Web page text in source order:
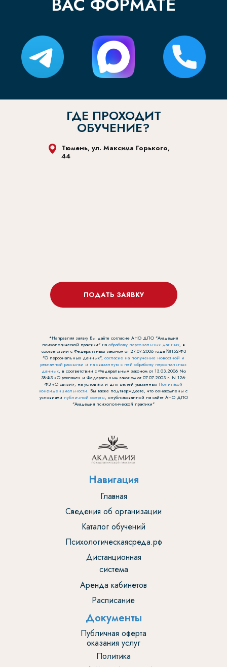
Тюмень, ул. Максима Горького,
44
ПОДАТЬ ЗАЯВКУ
ГДЕ ПРОХОДИТ
ОБУЧЕНИЕ?
*Направляя заявку Вы даёте согласие АНО ДПО "Академия
психологической практики" на обработку персональных данных, в
соответствии с Федеральным законом от 27.07.2006 года №152-ФЗ
"О персональных данных", согласие на получение новостной и
рекламной рассылки и на связанную с ней обработку персональных
данных, в соответствии с Федеральным законом от 13.03.2006 No
38-ФЗ «О рекламе» и Федеральным законом от 07.07.2003 г. N 126-
ФЗ «О связи», на условиях и для целей указанных Политикой
конфиденциальности. Вы также подтверждаете, что ознакомлены с
условиями публичной оферты, опубликованной на сайте АНО ДПО
"Академия психологической практики"
Публичная оферта
оказания услуг
Политика
Документы
Расписание
Аренда кабинетов
Дистанционная
система
Психологическаясреда.рф
Каталог обучений
Сведения об организации
Главная
Навигация